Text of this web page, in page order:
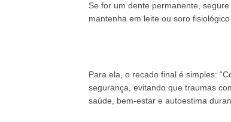
Se for um dente permanente,
mantenha em leite ou soro
Para ela, o recado final é simples:
segurança, evitando que traumas
saúde, bem-estar e autoestima